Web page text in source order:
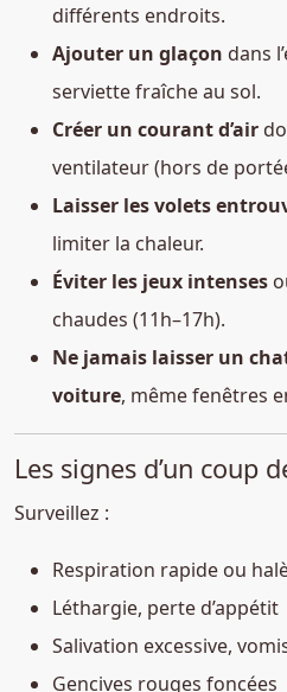
différents endroits.
Ajouter un glaçon dans
serviette fraîche au sol.
Créer un courant d’air
ventilateur (hors de
Laisser les volets
limiter la chaleur.
Éviter les jeux intenses
chaudes (11h–17h).
Ne jamais laisser un
voiture, même fenêtres
Les signes d’un coup
Surveillez :
Respiration rapide ou
Léthargie, perte d’appétit
Salivation excessive,
Gencives rouges foncées